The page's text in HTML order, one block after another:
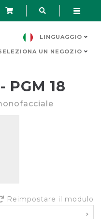
LINGUAGGIO
UN NEGOZIO
PGM 18
Reimpostare il modulo